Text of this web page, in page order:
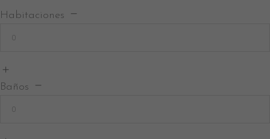
Habitaciones
Baños